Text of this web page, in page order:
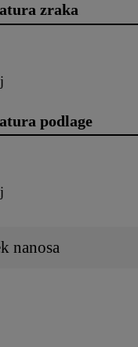
zraka
podlage
nanosa